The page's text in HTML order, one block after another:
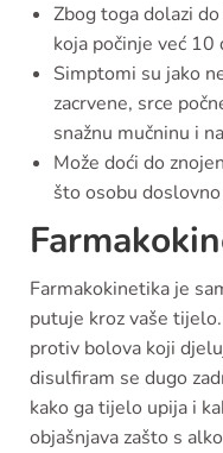
Zbog toga dolazi
koja počinje već 10
Simptomi su jako
zacrvene, srce
snažnu mučninu i
Može doći do
što osobu
Farmakokinetika je
putuje kroz vaše
protiv bolova koji
disulfiram se dugo
kako ga tijelo upija i
objašnjava zašto s